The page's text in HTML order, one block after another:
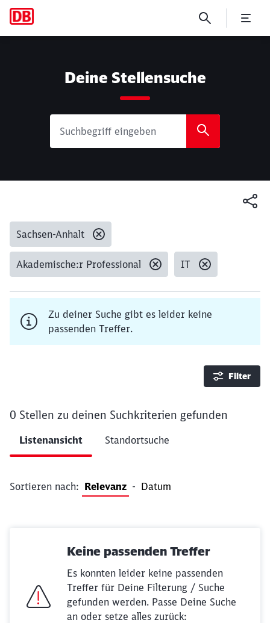
Deine Stellensuche
Gesetzte Filter:
Sachsen-Anhalt
Akademische:r Professional IT
Zu deiner Suche gibt es leider keine
passenden Treffer.
0 Stellen zu deinen Suchkriterien gefunden
Filter
ListenansichtErgebnisse pro Seite 10
Standortsuche
Sortieren nach: Relevanz - Datum
Keine passenden Treffer
Es konnten leider keine passenden
Treffer für Deine Filterung / Suche
gefunden werden. Passe Deine Suche
an oder setze alles zurück: